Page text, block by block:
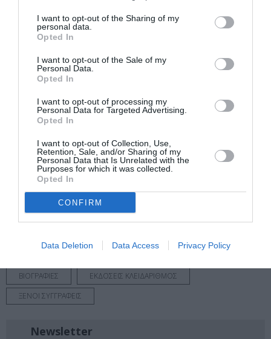
I want to opt-out of the Sharing of my
personal data.
Opted In
I want to opt-out of the Sale of my
Personal Data.
Opted In
I want to opt-out of processing my
Personal Data for Targeted Advertising.
Opted In
I want to opt-out of Collection, Use,
Retention, Sale, and/or Sharing of my
Personal Data that Is Unrelated with the
Purposes for which it was collected.
Opted In
CONFIRM
Data Deletion Data Access Privacy Policy
του The Wise Men: Six Friends and the World They Made.
Πληροφορίες έκδοσης:
Γιώργος Μαραγκός
μάθετε πρώτοι όλες τις ειδήσεις
Δείτε όλα τατελευταία νέα
Πολιτισμό στοCulturenow.gr
Νέοι Διαγωνισμοί❯
Tags
ΒΙΟΓΡΑΦΙΕΣ
ΕΚΔΟΣΕΙΣ ΚΛΕΙΔΑΡΙΘΜΟΣ
ΞΕΝΟΙ ΣΥΓΓΡΑΦΕΙΣ
Newsletter